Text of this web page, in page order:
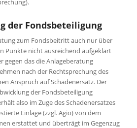
der Fondsbeteiligung
zum Fondsbeitritt auch nur über
Punkte nicht ausreichend aufgeklärt
gegen das die Anlageberatung
nach der Rechtsprechung des
Anspruch auf Schadenersatz. Der
der Fondsbeteiligung
also im Zuge des Schadenersatzes
Einlage (zzgl. Agio) von dem
erstattet und überträgt im Gegenzug